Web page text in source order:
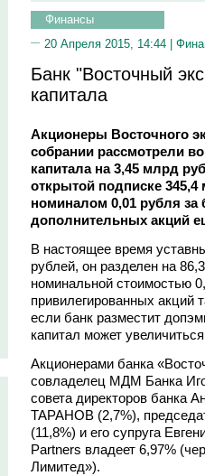
Финансы
20 Апреля 2015, 14:44 |
Банк "Восточный
капитала
Акционеры Восточного
собрании рассмотрели
капитала на 3,45 млрд
открытой подписке
номиналом 0,01 рубля за
дополнительных акций
В настоящее время
рублей, он разделен на
номинальной стоимостью
привилегированных акций
если банк разместит
капитал может
Акционерами банка
совладелец МДМ Банка
совета директоров банка
ТАРАНОВ (2,7%),
(11,8%) и его супруга
Partners владеет 6,97%
Лимитед»).